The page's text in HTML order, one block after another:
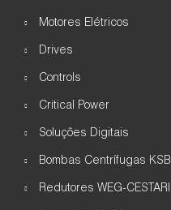
Motores Elétricos
Drives
Controls
Critical Power
Soluções Digitais
Bombas Centrífugas KSB
Redutores WEG-CESTARI